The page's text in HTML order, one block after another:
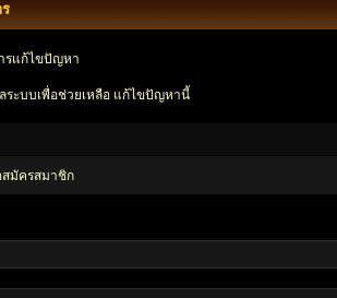
รแก้ไขปัญหา
ะบบเพื่อช่วยเหลือ แก้ไขปัญหานี้
มัครสมาชิก